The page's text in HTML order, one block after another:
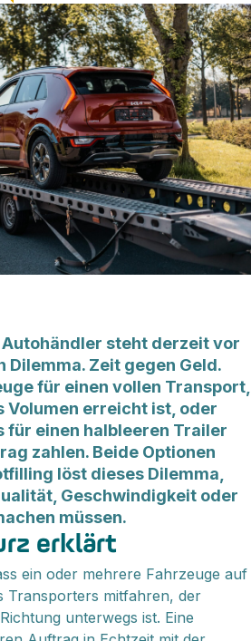
steht derzeit vor
Dilemma. Zeit gegen Geld.
für einen vollen Transport,
Volumen erreicht ist, oder
für einen halbleeren Trailer
zahlen. Beide Optionen
löst dieses Dilemma,
Geschwindigkeit oder
müssen.
erklärt
ein oder mehrere Fahrzeuge auf
Transporters mitfahren, der
unterwegs ist. Eine